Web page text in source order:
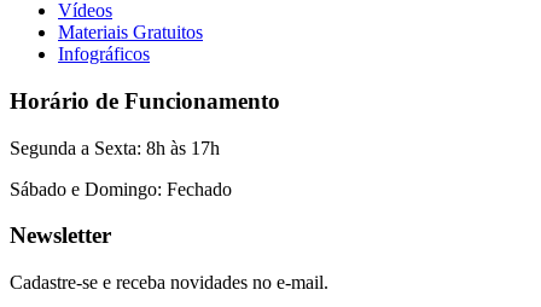
Vídeos
Materiais Gratuitos
Infográficos
Horário de Funcionamento
Segunda a Sexta: 8h às 17h
Sábado e Domingo: Fechado
Newsletter
Cadastre-se e receba novidades no e-mail.